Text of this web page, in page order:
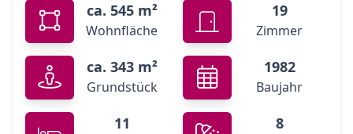
ca. 545 m²
Wohnfläche
19
Zimmer
ca. 343 m²
Grundstück
1982
Baujahr
11 8